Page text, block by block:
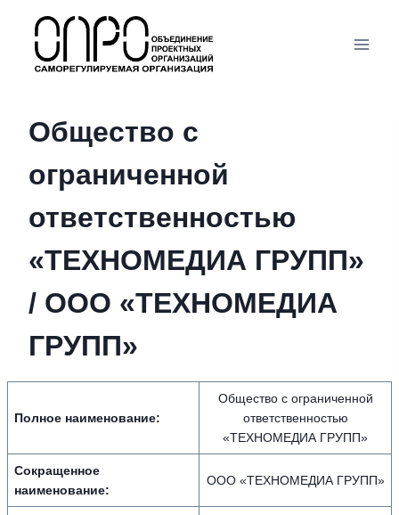
содержимому
Общество с
ограниченной
ответственностью
«ТЕХНОМЕДИА ГРУПП»
/ ООО «ТЕХНОМЕДИА
ГРУПП»
Полное наименование:
Общество с ограниченной
ответственностью
«ТЕХНОМЕДИА ГРУПП»
Сокращенное
наименование:
ООО «ТЕХНОМЕДИА ГРУПП»